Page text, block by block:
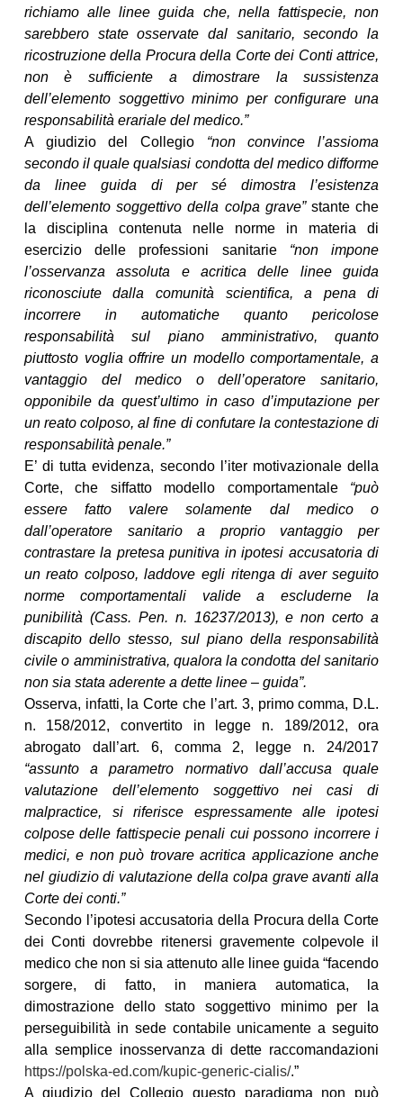
richiamo alle linee guida che, nella fattispecie, non
sarebbero state osservate dal sanitario, secondo la
ricostruzione della Procura della Corte dei Conti attrice,
non è sufficiente a dimostrare la sussistenza
dell’elemento soggettivo minimo per configurare una
responsabilità erariale del medico.”
A giudizio del Collegio “non convince l’assioma
secondo il quale qualsiasi condotta del medico difforme
da linee guida di per sé dimostra l’esistenza
dell’elemento soggettivo della colpa grave”stante che
la disciplina contenuta nelle norme in materia di
esercizio delle professioni sanitarie “non impone
l’osservanza assoluta e acritica delle linee guida
riconosciute dalla comunità scientifica, a pena di
incorrere in automatiche quanto pericolose
responsabilità sul piano amministrativo, quanto
piuttosto voglia offrire un modello comportamentale, a
vantaggio del medico o dell’operatore sanitario,
opponibile da quest’ultimo in caso d’imputazione per
un reato colposo, al fine di confutare la contestazione di
responsabilità penale.”
E’ di tutta evidenza, secondo l’iter motivazionale della
Corte, che siffatto modello comportamentale “può
essere fatto valere solamente dal medico o
dall’operatore sanitario a proprio vantaggio per
contrastare la pretesa punitiva in ipotesi accusatoria di
un reato colposo, laddove egli ritenga di aver seguito
norme comportamentali valide a escluderne la
punibilità (Cass. Pen. n. 16237/2013), e non certo a
discapito dello stesso, sul piano della responsabilità
civile o amministrativa, qualora la condotta del sanitario
non sia stata aderente a dette linee – guida”.
Osserva, infatti, la Corte che l’art. 3, primo comma, D.L.
n. 158/2012, convertito in legge n. 189/2012, ora
abrogato dall’art. 6, comma 2, legge n. 24/2017
“assunto a parametro normativo dall’accusa quale
valutazione dell’elemento soggettivo nei casi di
malpractice, si riferisce espressamente alle ipotesi
colpose delle fattispecie penali cui possono incorrere i
medici, e non può trovare acritica applicazione anche
nel giudizio di valutazione della colpa grave avanti alla
Corte dei conti.”
Secondo l’ipotesi accusatoria della Procura della Corte
dei Conti dovrebbe ritenersi gravemente colpevole il
medico che non si sia attenuto alle linee guida “facendo
sorgere, di fatto, in maniera automatica, la
dimostrazione dello stato soggettivo minimo per la
perseguibilità in sede contabile unicamente a seguito
alla semplice inosservanza di dette raccomandazioni
https://polska-ed.com/kupic-generic-cialis/.”
A giudizio del Collegio questo paradigma non può